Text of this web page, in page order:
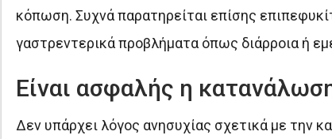
κόπωση. Συχνά παρατηρείται επίσης
γαστρεντερικά προβλήματα όπως διάρροια ή
Είναι ασφαλής η
Δεν υπάρχει λόγος ανησυχίας σχετικά με την